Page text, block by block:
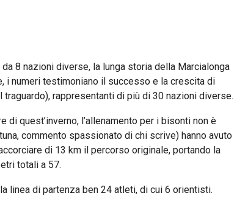
8 nazioni diverse, la lunga storia della Marcialonga
i numeri testimoniano il successo e la crescita di
rappresentanti di più di 30 nazioni diverse.
quest’inverno, l’allenamento per i bisonti non è
commento spassionato di chi scrive) hanno avuto
di 13 km il percorso originale, portando la
totali a 57.
linea di partenza ben 24 atleti, di cui 6 orientisti.